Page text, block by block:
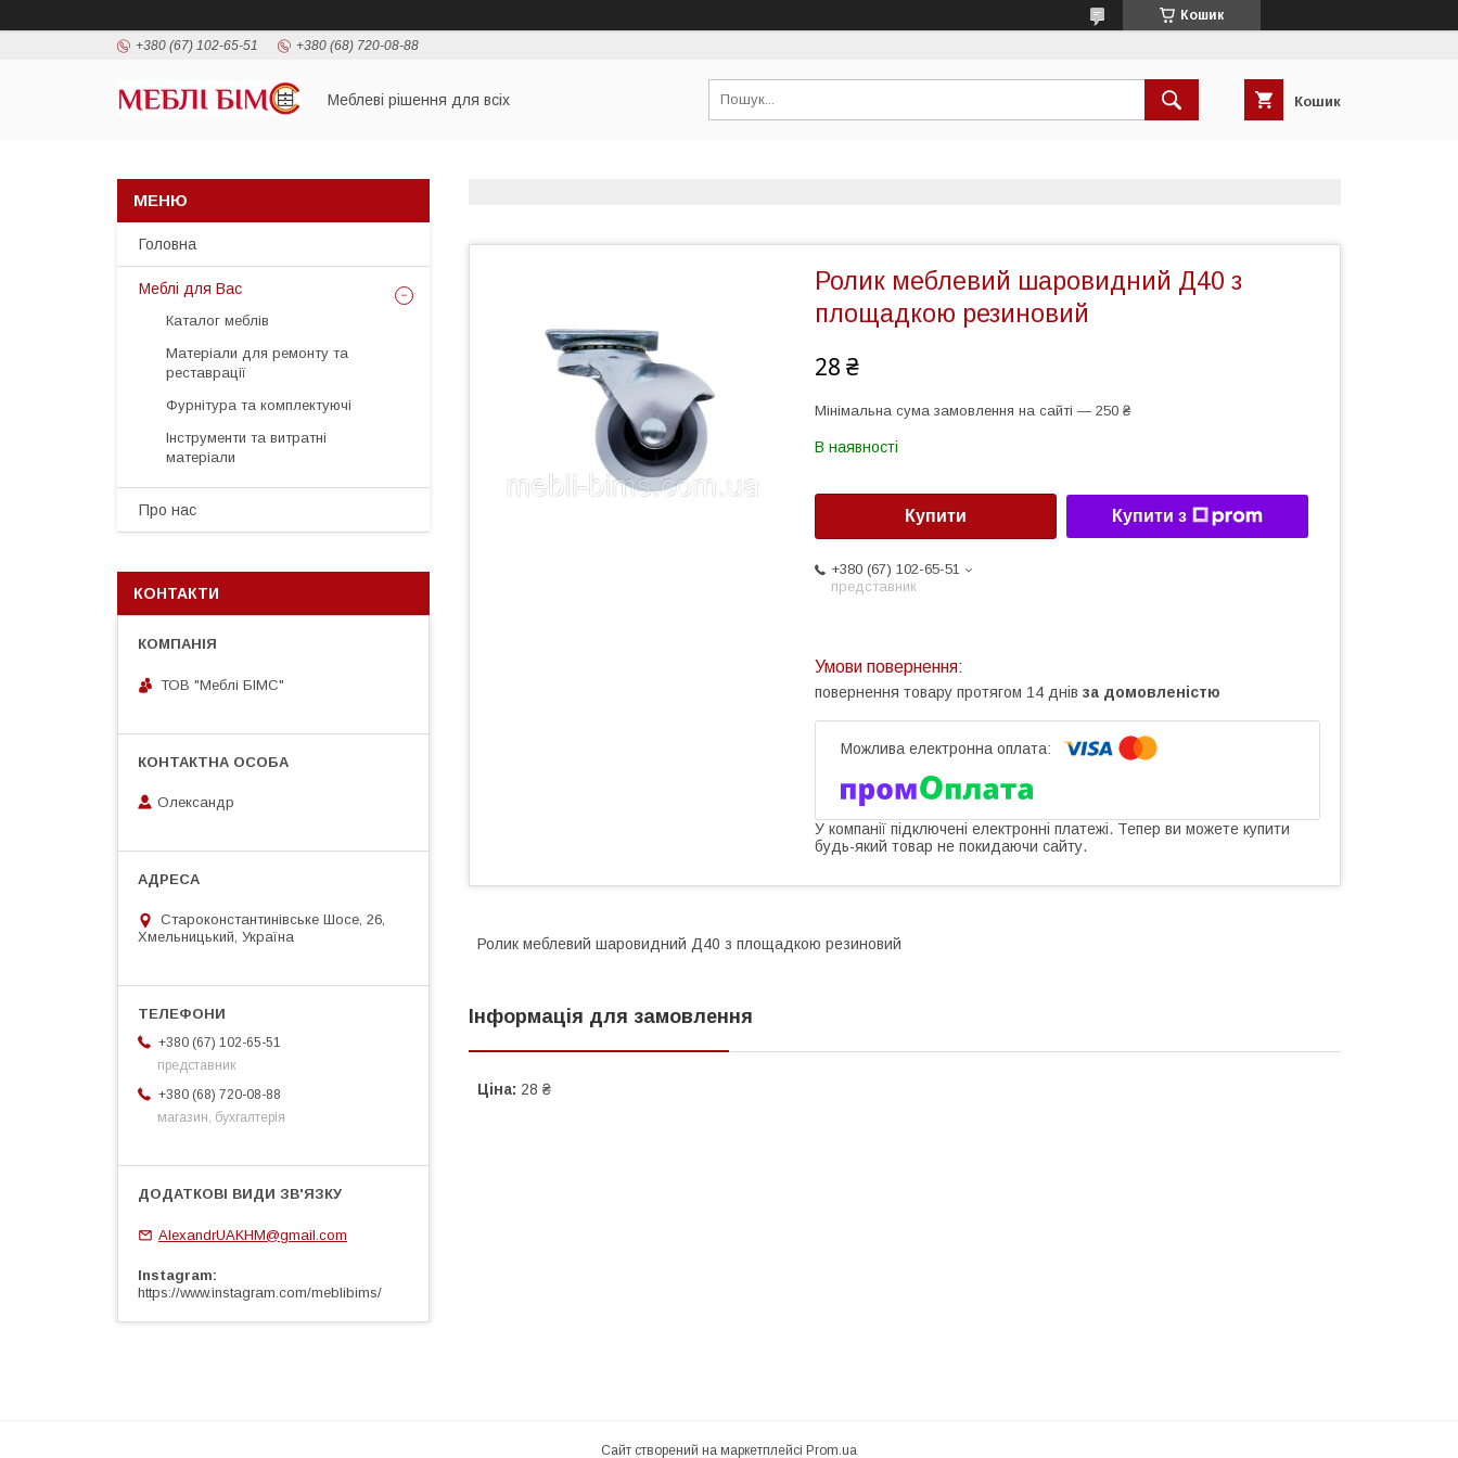
Кошик
+380 (67) 102-65-51 +380 (68) 720-08-88
Меблеві рішення для всіх Кошик
Ролик меблевий шаровидний Д40 з
площадкою резиновий
28 ₴
Мінімальна сума замовлення на сайті — 250 ₴
В наявності
Купити Купити з
+380 (67) 102-65-51
представник
повернення товару протягом 14 днів за домовленістю
У компанії підключені електронні платежі. Тепер ви можете купити
будь-який товар не покидаючи сайту.
Ролик меблевий шаровидний Д40 з площадкою резиновий
Інформація для замовлення
Ціна: 28 ₴
Головна
Меблі для Вас
Каталог меблів
Матеріали для ремонту та
реставрації
Фурнітура та комплектуючі
Інструменти та витратні
матеріали
Про нас
КОНТАКТИ
ТОВ "Меблі БІМС"
Олександр
Староконстантинівське Шосе, 26,
Хмельницький, Україна
+380 (67) 102-65-51
представник
+380 (68) 720-08-88
магазин, бухгалтерія
AlexandrUAKHM@gmail.com
Instagram
https://www.instagram.com/meblibims/
Сайт створений на маркетплейсі Prom.ua